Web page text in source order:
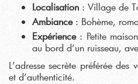
Localisation : Village de
Ambiance: Bohème,
Expérience: Petite
au bord d’un ruisseau,
L’adresse secrète préférée
et d’authenticité.